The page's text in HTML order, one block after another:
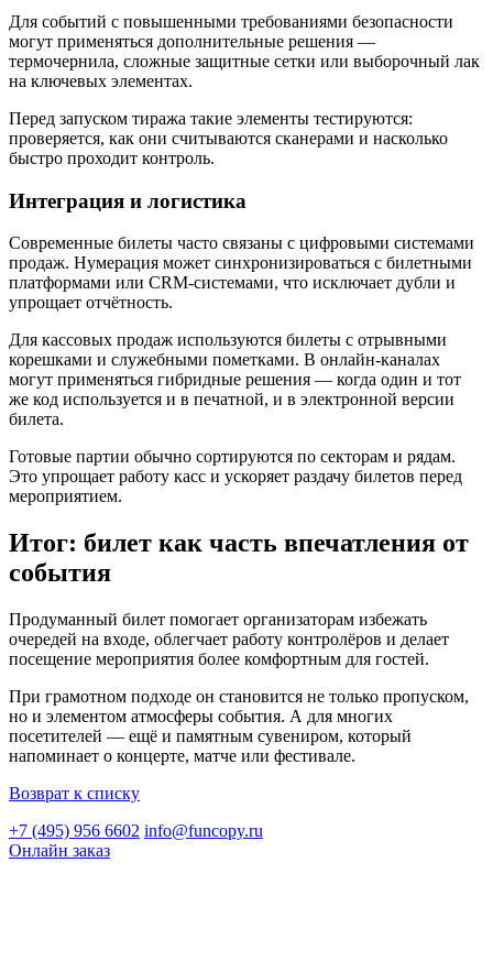
Для событий с повышенными требованиями безопасности
могут применяться дополнительные решения —
термочернила, сложные защитные сетки или выборочный лак
на ключевых элементах.
Перед запуском тиража такие элементы тестируются:
проверяется, как они считываются сканерами и насколько
быстро проходит контроль.
Интеграция и логистика
Современные билеты часто связаны с цифровыми системами
продаж. Нумерация может синхронизироваться с билетными
платформами или CRM-системами, что исключает дубли и
упрощает отчётность.
Для кассовых продаж используются билеты с отрывными
корешками и служебными пометками. В онлайн-каналах
могут применяться гибридные решения — когда один и тот
же код используется и в печатной, и в электронной версии
билета.
Готовые партии обычно сортируются по секторам и рядам.
Это упрощает работу касс и ускоряет раздачу билетов перед
мероприятием.
Итог: билет как часть впечатления от
события
Продуманный билет помогает организаторам избежать
очередей на входе, облегчает работу контролёров и делает
посещение мероприятия более комфортным для гостей.
При грамотном подходе он становится не только пропуском,
но и элементом атмосферы события. А для многих
посетителей — ещё и памятным сувениром, который
напоминает о концерте, матче или фестивале.
Возврат к списку
+7 (495) 956 6602 info@funcopy.ru
Онлайн заказ